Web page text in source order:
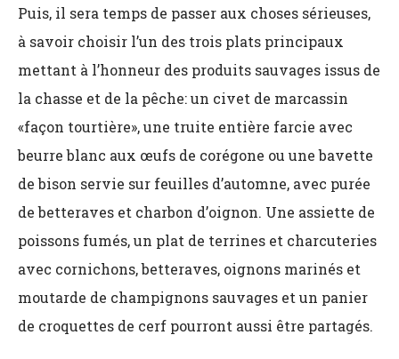
Puis, il sera temps de passer aux choses sérieuses,
à savoir choisir l’un des trois plats principaux
mettant à l’honneur des produits sauvages issus de
la chasse et de la pêche: un civet de marcassin
«façon tourtière», une truite entière farcie avec
beurre blanc aux œufs de corégone ou une bavette
de bison servie sur feuilles d’automne, avec purée
de betteraves et charbon d’oignon. Une assiette de
poissons fumés, un plat de terrines et charcuteries
avec cornichons, betteraves, oignons marinés et
moutarde de champignons sauvages et un panier
de croquettes de cerf pourront aussi être partagés.